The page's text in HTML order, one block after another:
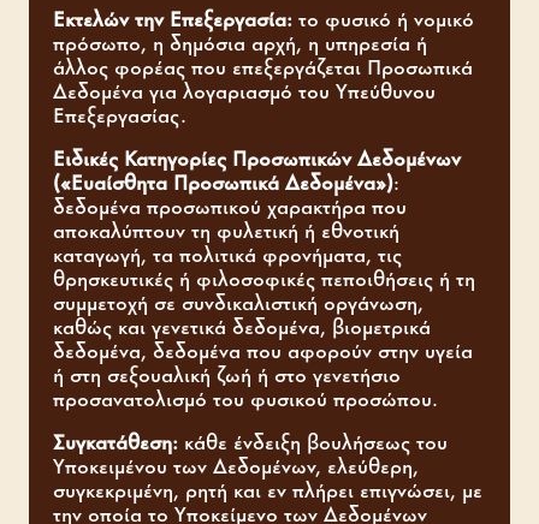
Εκτελών την Επεξεργασία: το φυσικό ή νομικό
πρόσωπο, η δημόσια αρχή, η υπηρεσία ή
άλλος φορέας που επεξεργάζεται Προσωπικά
Δεδομένα για λογαριασμό του Υπεύθυνου
Επεξεργασίας.
Ειδικές Κατηγορίες Προσωπικών Δεδομένων
(«Ευαίσθητα Προσωπικά Δεδομένα»):
δεδομένα προσωπικού χαρακτήρα που
αποκαλύπτουν τη φυλετική ή εθνοτική
καταγωγή, τα πολιτικά φρονήματα, τις
θρησκευτικές ή φιλοσοφικές πεποιθήσεις ή τη
συμμετοχή σε συνδικαλιστική οργάνωση,
καθώς και γενετικά δεδομένα, βιομετρικά
δεδομένα, δεδομένα που αφορούν στην υγεία
ή στη σεξουαλική ζωή ή στο γενετήσιο
προσανατολισμό του φυσικού προσώπου.
Συγκατάθεση: κάθε ένδειξη βουλήσεως του
Υποκειμένου των Δεδομένων, ελεύθερη,
συγκεκριμένη, ρητή και εν πλήρει επιγνώσει, με
την οποία το Υποκείμενο των Δεδομένων